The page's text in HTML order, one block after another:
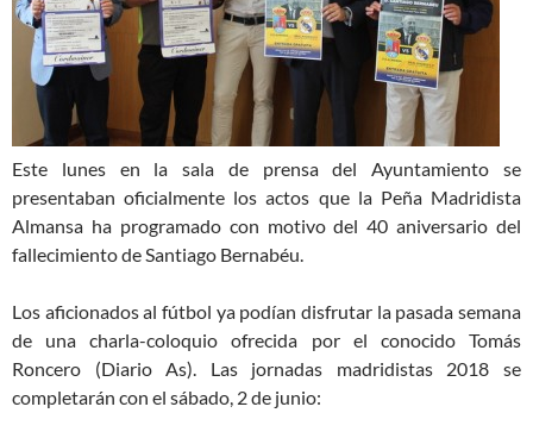
Este lunes en la sala de prensa del Ayuntamiento se
presentaban oficialmente los actos que la Peña Madridista
Almansa ha programado con motivo del 40 aniversario del
fallecimiento de Santiago Bernabéu.
Los aficionados al fútbol ya podían disfrutar la pasada semana
de una charla-coloquio ofrecida por el conocido Tomás
Roncero (Diario As). Las jornadas madridistas 2018 se
completarán con el sábado, 2 de junio: